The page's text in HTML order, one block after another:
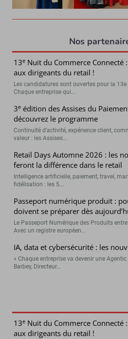
Nos
13e Nuit du Commerce Connecté
aux dirigeants du retail !
Les candidatures sont ouvertes pour la
Chaque entreprise qui...
3e édition des Assises du
découvrez le programme
Continuité d’activité, expérience client,
valeur : les Assises...
Retail Days Automne 2026 : les
feront la différence dans le retail
Intelligence artificielle, paiement, travel,
fidélisation : les 5...
Passeport numérique produit :
doivent se préparer dès
Le Passeport Numérique des Produits
Avec un registre européen...
IA, data et cybersécurité : les
« Chaque entreprise va devenir une
Barbey, Directeur...
13e Nuit du Commerce Connecté
aux dirigeants du retail !